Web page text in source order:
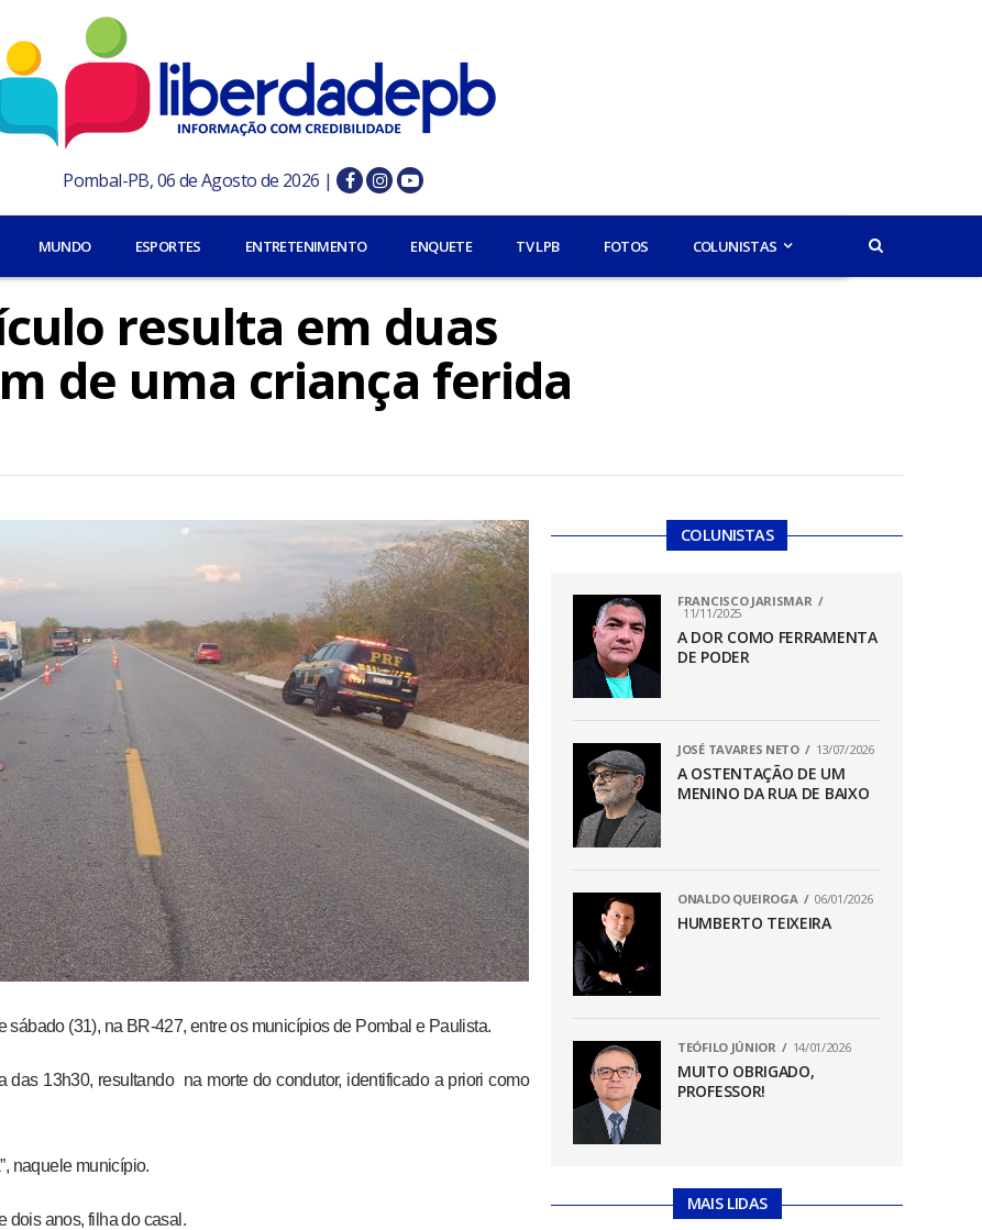
Pombal-PB, 06 de Agosto de 2026 |
MUNDO ESPORTES ENTRETENIMENTO ENQUETE TV LPB FOTOS COLUNISTAS
resulta em duas
de uma criança ferida
sábado (31), na BR-427, entre os municípios de Pombal e Paulista.
das 13h30, resultando na morte do condutor, identificado a priori como
naquele município.
dois anos, filha do casal.
COLUNISTAS
FRANCISCO JARISMAR
11/11/2025
A DOR COMO FERRAMENTA
DE PODER
JOSÉ TAVARES NETO 13/07/2026
A OSTENTAÇÃO DE UM
MENINO DA RUA DE BAIXO
ONALDO QUEIROGA 06/01/2026
HUMBERTO TEIXEIRA
TEÓFILO JÚNIOR 14/01/2026
MUITO OBRIGADO,
PROFESSOR!
MAIS LIDAS